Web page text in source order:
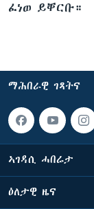
ፈነወ ይቐርቡ።
ማሕበራዊ ገጻትና
ኣገዳሲ ሓበሬታ
ዕለታዊ ዜና